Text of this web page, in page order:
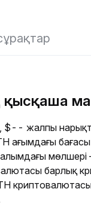
қысқаша
жалпы
ағымдағы
барлық